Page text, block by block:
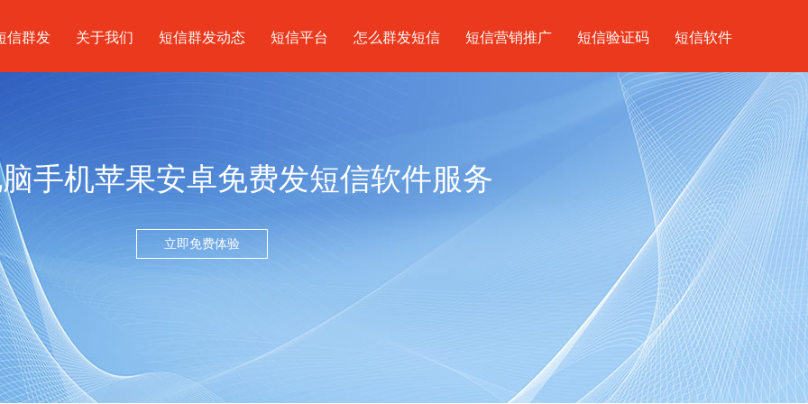
信群发 关于我们 短信群发动态 短信平台 怎么群发短信 短信营销推广 短信验证码 短信软件
手机苹果安卓免费发短信软件服务
立即免费体验